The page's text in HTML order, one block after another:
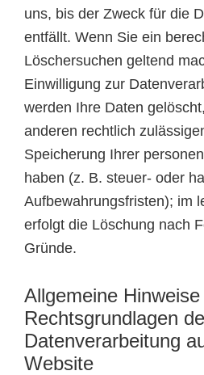
uns, bis der Zweck für die
entfällt. Wenn Sie ein
Löschersuchen geltend
Einwilligung zur
werden Ihre Daten
anderen rechtlich
Speicherung Ihrer
haben (z. B. steuer- oder
Aufbewahrungsfristen); im
erfolgt die Löschung nach
Gründe.
Allgemeine
Rechtsgrundlagen
Datenverarbeitung
Website